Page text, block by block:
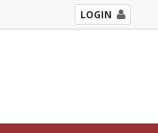
LOGIN